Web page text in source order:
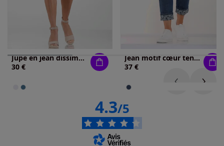
Jupe en jean dissimule les rondeurs
30 €
Jean motif cœur tendance
37 €
4.3/5